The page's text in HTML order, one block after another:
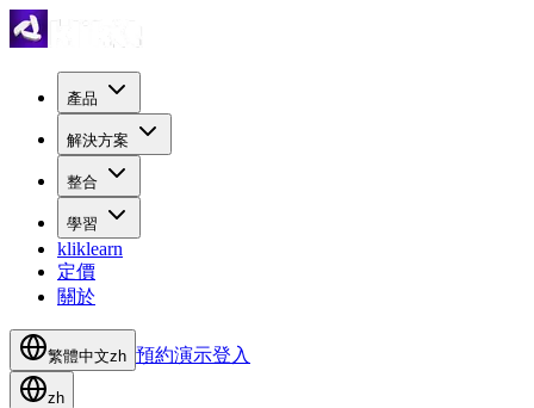
產品
解決方案
整合
學習
kliklearn
定價
關於
繁體中文zh 預約演示登入
zh